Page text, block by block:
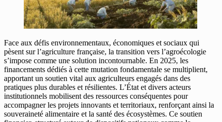
Face aux défis environnementaux, économiques et sociaux qui
pèsent sur l’agriculture française, la transition vers l’agroécologie
s’impose comme une solution incontournable. En 2025, les
financements dédiés à cette mutation fondamentale se multiplient,
apportant un soutien vital aux agriculteurs engagés dans des
pratiques plus durables et résilientes. L’État et divers acteurs
institutionnels mobilisent des ressources conséquentes pour
accompagner les projets innovants et territoriaux, renforçant ainsi la
souveraineté alimentaire et la santé des écosystèmes. Ce soutien